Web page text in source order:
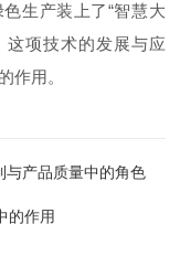
生产装上了“智慧大
这项技术的发展与应
作用。
与产品质量中的角色
的作用